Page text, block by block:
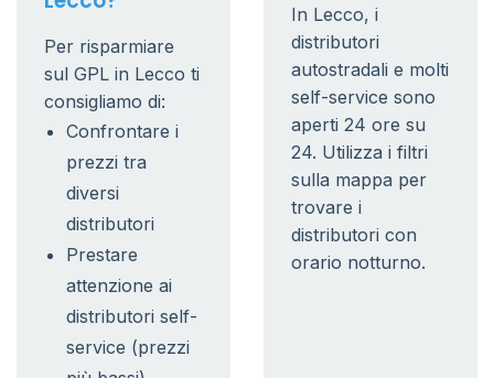
Per risparmiare
sul GPL in Lecco ti
consigliamo di:
Confrontare i
prezzi tra
diversi
distributori
Prestare
attenzione ai
distributori self-
service (prezzi
In Lecco, i
distributori
autostradali e molti
self-service sono
aperti 24 ore su
24. Utilizza i filtri
sulla mappa per
trovare i
distributori con
orario notturno.